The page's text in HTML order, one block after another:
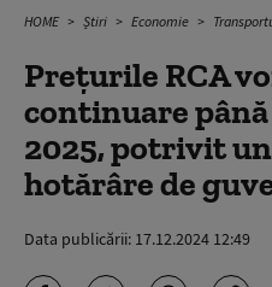
HOME Știri Economie
Prețurile RCA
continuare
2025, potrivit
hotărâre de
Data publicării: 17.12.2024 12:49